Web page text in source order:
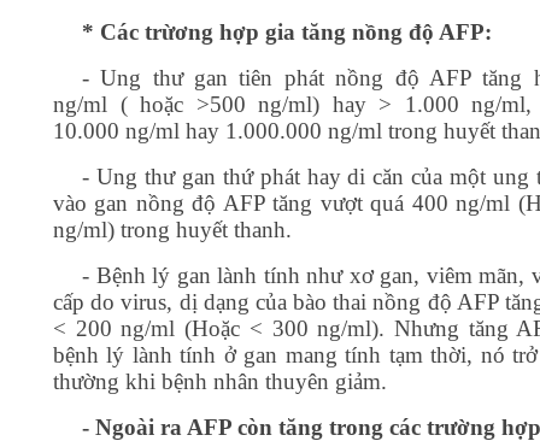
* Các trừơng hợp gia tăng nồng độ AFP:
- Ung thư gan tiên phát nồng độ AFP tăng
ng/ml ( hoặc >500 ng/ml) hay > 1.000 ng/
10.000 ng/ml hay 1.000.000 ng/ml trong huyết
- Ung thư gan thứ phát hay di căn của một ung
vào gan nồng độ AFP tăng vượt quá 400 ng/ml
ng/ml) trong huyết thanh.
- Bệnh lý gan lành tính như xơ gan, viêm mãn,
cấp do virus, dị dạng của bào thai nồng độ AFP
< 200 ng/ml (Hoặc < 300 ng/ml). Nhưng tăng
bệnh lý lành tính ở gan mang tính tạm thời, nó
thường khi bệnh nhân thuyên giảm.
- Ngoài ra AFP còn tăng trong các trường